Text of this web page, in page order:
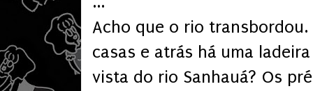
Acho que o rio
casas e atrás há uma
vista do rio Sanhauá? Os